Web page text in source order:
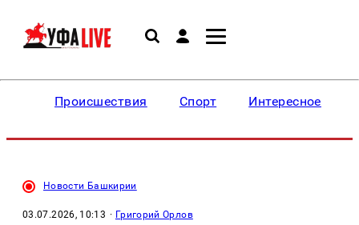
Происшествия Спорт Интересное
Новости Башкирии
03.07.2026, 10:13 · Григорий Орлов